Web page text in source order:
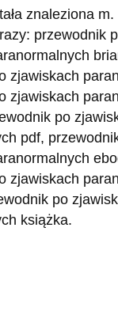
znaleziona
przewodnik
zjawiskach
zjawiskach
po
pdf,
zjawiskach
po
książka.